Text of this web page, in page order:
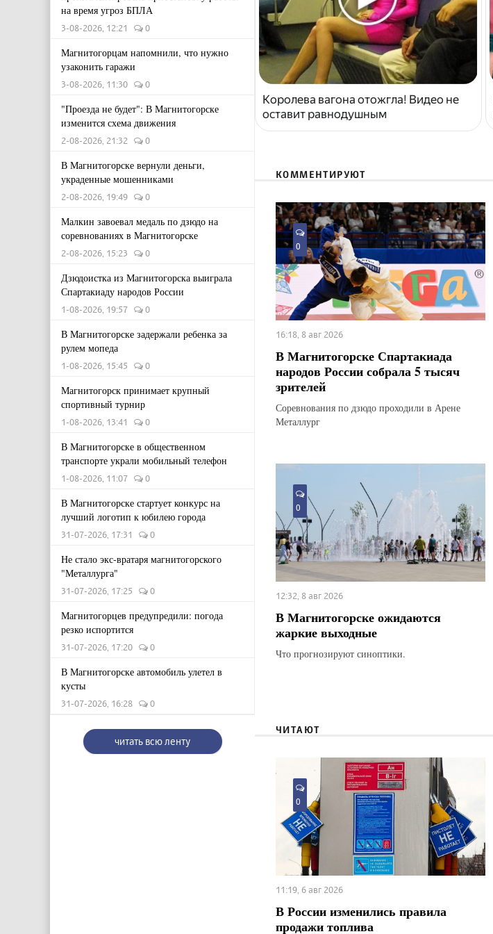
на время угроз БПЛА
3-08-2026, 12:21 0
Магнитогорцам напомнили, что нужно
узаконить гаражи
3-08-2026, 11:30 0
"Проезда не будет": В Магнитогорске
изменится схема движения
2-08-2026, 21:32 0
В Магнитогорске вернули деньги,
украденные мошенниками
2-08-2026, 19:49 0
Малкин завоевал медаль по дзюдо на
соревнованиях в Магнитогорске
2-08-2026, 15:23 0
Дзюдоистка из Магнитогорска выиграла
Спартакиаду народов России
1-08-2026, 19:57 0
В Магнитогорске задержали ребенка за
рулем мопеда
1-08-2026, 15:45 0
Магнитогорск принимает крупный
спортивный турнир
1-08-2026, 13:41 0
В Магнитогорске в общественном
транспорте украли мобильный телефон
1-08-2026, 11:07 0
В Магнитогорске стартует конкурс на
лучший логотип к юбилею города
31-07-2026, 17:31 0
Не стало экс-вратаря магнитогорского
"Металлурга"
31-07-2026, 17:25 0
Магнитогорцев предупредили: погода
резко испортится
31-07-2026, 17:20 0
В Магнитогорске автомобиль улетел в
кусты
31-07-2026, 16:28 0
читать всю ленту
Королева вагона отожгла! Видео не
оставит равнодушным
КОММЕНТИРУЮТ
0
16:18, 8 авг 2026
В Магнитогорске Спартакиада
народов России собрала 5 тысяч
зрителей
Соревнования по дзюдо проходили в Арене
Металлург
0
12:32, 8 авг 2026
В Магнитогорске ожидаются
жаркие выходные
Что прогнозируют синоптики.
ЧИТАЮТ
0
11:19, 6 авг 2026
В России изменились правила
продажи топлива